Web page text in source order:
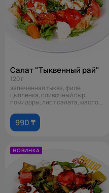
Салат "Тыквенный рай"
120 г
запеченная тыква, филе
цыпленка, сливочный сыр,
помидоры, лист салата, масло,
990 ₸
НОВИНКА